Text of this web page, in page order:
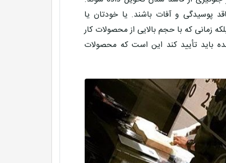
پوسیدگی و آفات باشند. یا خودتان یا
زمانی که با حجم بالایی از محصولات کار
باید تأیید کند این است که محصولات